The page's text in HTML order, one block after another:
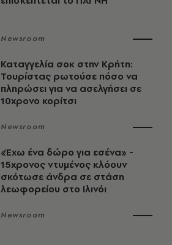
Newsroom
Καταγγελία σοκ στην Κρήτη:
Τουρίστας ρωτούσε πόσο να
πληρώσει για να ασελγήσει σε
10χρονο κορίτσι
Newsroom
«Έχω ένα δώρο για εσένα» -
15χρονος ντυμένος κλόουν
σκότωσε άνδρα σε στάση
λεωφορείου στο Ιλινόι
Newsroom